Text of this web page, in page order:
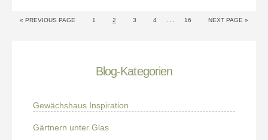
« PREVIOUS PAGE 1 2 3 4 16 NEXT PAGE »
Blog-Kategorien
Gewächshaus Inspiration
Gärtnern unter Glas